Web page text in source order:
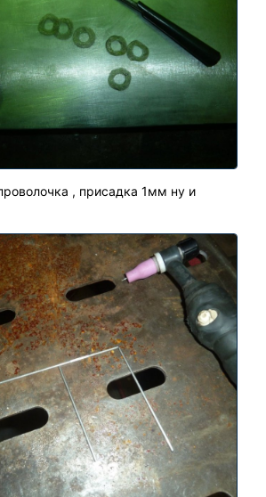
, присадка 1мм ну и